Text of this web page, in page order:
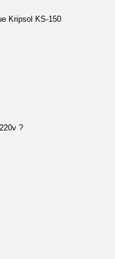
Kripsol KS-150
?